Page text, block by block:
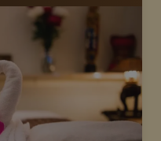
חבילות